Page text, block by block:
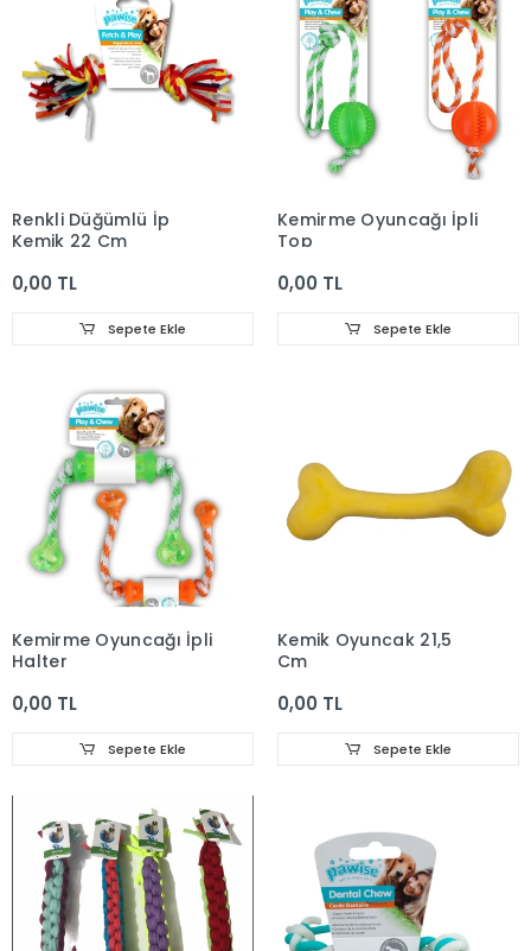
Renkli Düğümlü İp
Kemik 22 Cm
0,00 TL
Sepete Ekle
Kemirme Oyuncağı İpli
Top
0,00 TL
Sepete Ekle
Kemirme Oyuncağı İpli
Halter
0,00 TL
Sepete Ekle
Kemik Oyuncak 21,5
Cm
0,00 TL
Sepete Ekle